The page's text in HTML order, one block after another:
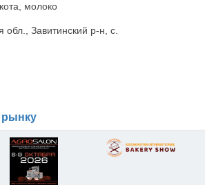
молоко
Завитинский р-н, с.
рынку